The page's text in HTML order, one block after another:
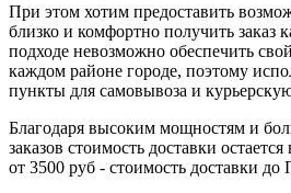
При этом хотим предоставить
близко и комфортно получить заказ
подходе невозможно обеспечить
каждом районе городе, поэтому
пункты для самовывоза и
Благодаря высоким мощностям и
заказов стоимость доставки
от 3500 руб - стоимость доставки до